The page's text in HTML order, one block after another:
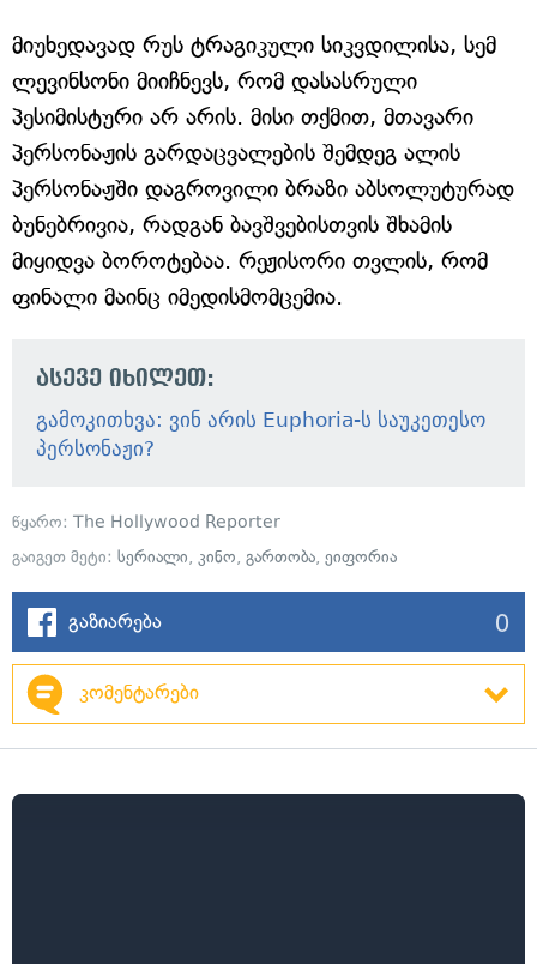
მიუხედავად რუს ტრაგიკული სიკვდილისა, სემ
ლევინსონი მიიჩნევს, რომ დასასრული
პესიმისტური არ არის. მისი თქმით, მთავარი
პერსონაჟის გარდაცვალების შემდეგ ალის
პერსონაჟში დაგროვილი ბრაზი აბსოლუტურად
ბუნებრივია, რადგან ბავშვებისთვის შხამის
მიყიდვა ბოროტებაა. რეჟისორი თვლის, რომ
ფინალი მაინც იმედისმომცემია.
ასევე იხილეთ:
გამოკითხვა: ვინ არის Euphoria-ს საუკეთესო
პერსონაჟი?
წყარო: The Hollywood Reporter
გაიგეთ მეტი: სერიალი, კინო, გართობა, ეიფორია
გაზიარება 0
კომენტარები